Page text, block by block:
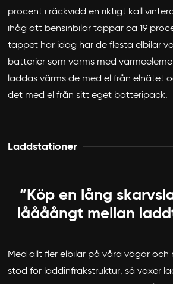
procent i räckvidd en riktigt kall
ihåg att bensinbilar tappar ca 19
tappet har idag har de flesta elbilar
batterier som värms med
laddas värms de med el från elnätet
det med el från sitt eget batteripack.
Laddstationer
”Köp en lång
låååångt mellan
Med allt fler elbilar på våra vägar
stöd för laddinfrakstruktur, så växer